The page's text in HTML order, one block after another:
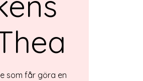
som får göra en